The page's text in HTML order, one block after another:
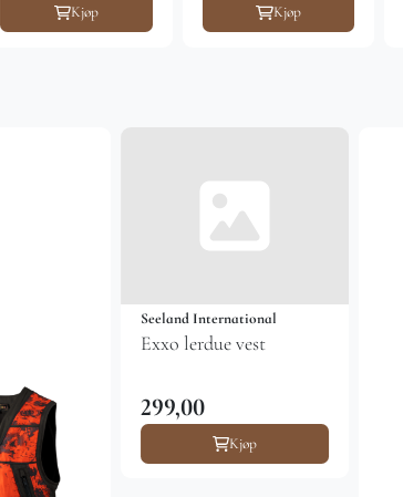
Kjøp Kjøp
Seeland International
Exxo lerdue vest
299,00
Kjøp